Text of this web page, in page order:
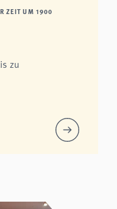
ZEIT UM 1900
zu